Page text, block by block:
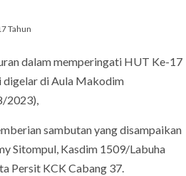
Tahun
dalam memperingati HUT Ke-17
digelar di Aula Makodim
2023),
sambutan yang disampaikan
Sitompul, Kasdim 1509/Labuha
Persit KCK Cabang 37.